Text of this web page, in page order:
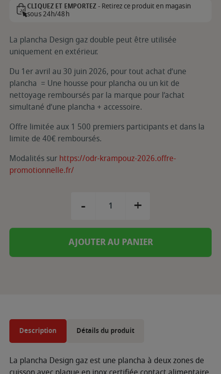
CLIQUEZ ET EMPORTEZ -Retirez ce produit en magasin
sous 24h/48h
La plancha Design gaz double peut être utilisée
uniquement en extérieur.
Du 1er avril au 30 juin 2026, pour tout achat d’une
plancha = Une housse pour plancha ou un kit de
nettoyage remboursés par la marque pour l’achat
simultané d’une plancha + accessoire.
Offre limitée aux 1 500 premiers participants et dans la
limite de 40€ remboursés.
Modalités sur https://odr-krampouz-2026.offre-
promotionnelle.fr/
- +
AJOUTER AU PANIER
Description Détails du produit
La plancha Design gaz est une plancha à deux zones de